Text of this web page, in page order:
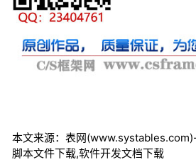
本文来源：表网
脚本文件下载,软件开发文档下载